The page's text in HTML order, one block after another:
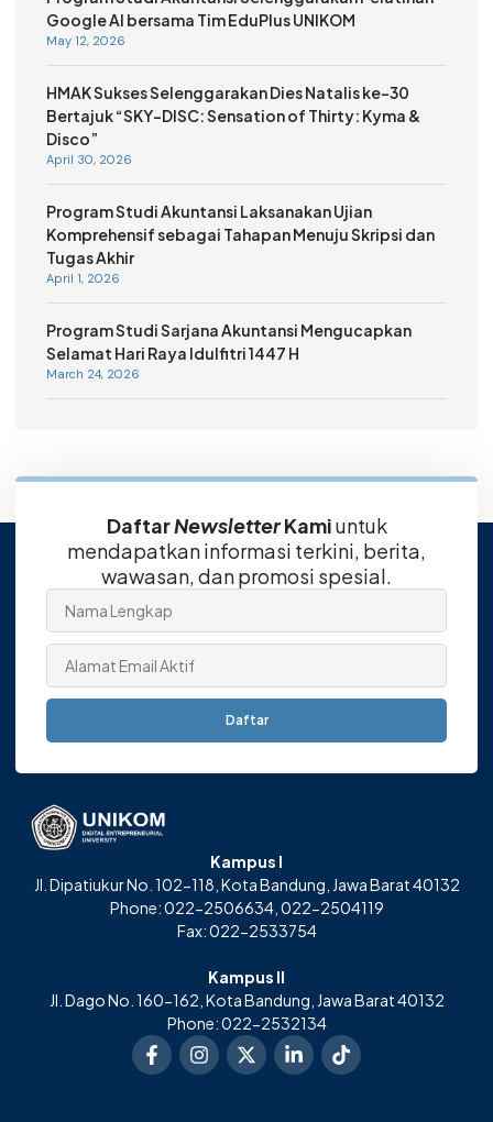
Google AI bersama Tim EduPlus UNIKOM
May 12, 2026
HMAK Sukses Selenggarakan Dies Natalis ke-30
Bertajuk “SKY-DISC: Sensation of Thirty: Kyma &
Disco”
April 30, 2026
Program Studi Akuntansi Laksanakan Ujian
Komprehensif sebagai Tahapan Menuju Skripsi dan
Tugas Akhir
April 1, 2026
Program Studi Sarjana Akuntansi Mengucapkan
Selamat Hari Raya Idulfitri 1447 H
March 24, 2026
DaftarNewsletterKamiuntuk
mendapatkan informasi terkini, berita,
wawasan, dan promosi spesial.
Daftar
Kampus I
Jl. Dipatiukur No. 102-118, Kota Bandung, Jawa Barat 40132
Phone: 022-2506634, 022-2504119
Fax: 022-2533754
Kampus II
Jl. Dago No. 160-162, Kota Bandung, Jawa Barat 40132
Phone: 022-2532134